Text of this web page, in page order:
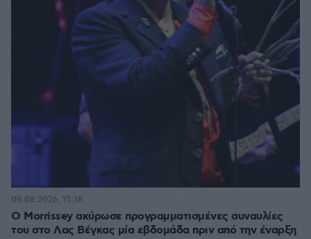
Ο Morrissey ακύρωσε προγραμματισμένες συναυλίες
του στο Λας Βέγκας μία εβδομάδα πριν από την έναρξη
08.08.2026, 15:38